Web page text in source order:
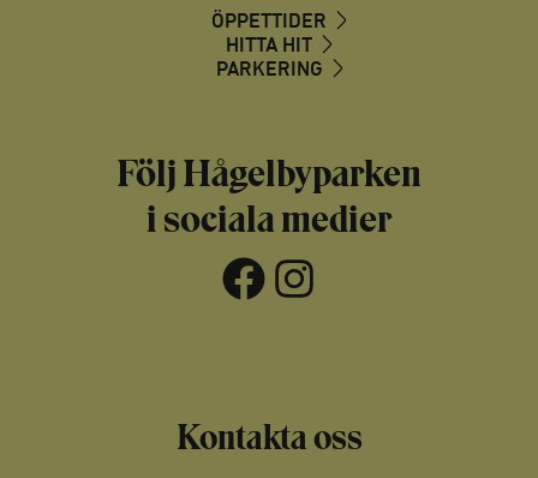
ÖPPETTIDER
HITTA HIT
PARKERING
Följ Hågelbyparken
i sociala medier
Facebook Instagram
Kontakta oss